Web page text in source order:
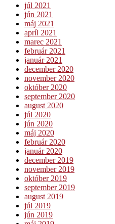
júl 2021
jún 2021
máj 2021
apríl 2021
marec 2021
február 2021
január 2021
december 2020
november 2020
október 2020
september 2020
august 2020
júl 2020
jún 2020
máj 2020
február 2020
január 2020
december 2019
november 2019
október 2019
september 2019
august 2019
júl 2019
jún 2019